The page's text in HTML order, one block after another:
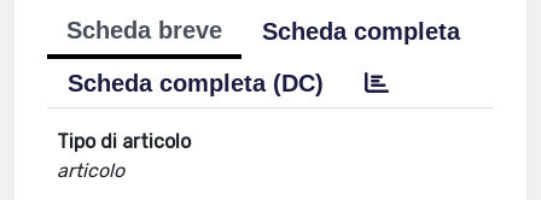
Scheda breve
Scheda completa
Scheda completa (DC)
Tipo di articolo
articolo